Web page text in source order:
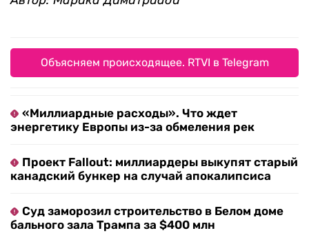
Объясняем происходящее. RTVI в Telegram
«Миллиардные расходы». Что ждет
энергетику Европы из-за обмеления рек
Проект Fallout: миллиардеры выкупят старый
канадский бункер на случай апокалипсиса
Суд заморозил строительство в Белом доме
бального зала Трампа за $400 млн